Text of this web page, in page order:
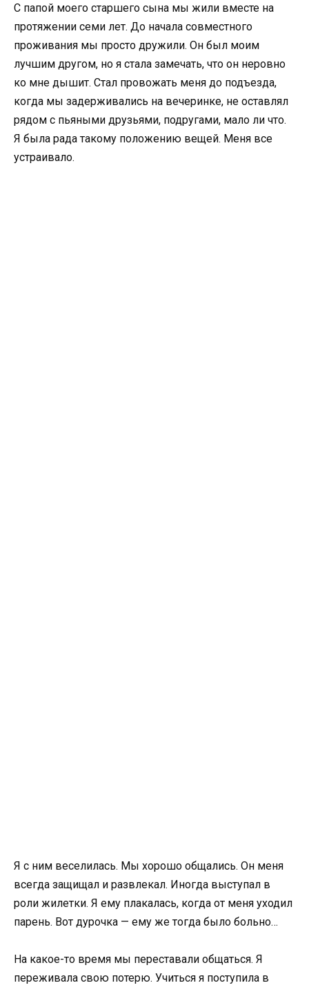
С папой моего старшего сына мы жили вместе на
протяжении семи лет. До начала совместного
проживания мы просто дружили. Он был моим
лучшим другом, но я стала замечать, что он неровно
ко мне дышит. Стал провожать меня до подъезда,
когда мы задерживались на вечеринке, не оставлял
рядом с пьяными друзьями, подругами, мало ли что.
Я была рада такому положению вещей. Меня все
устраивало.
Я с ним веселилась. Мы хорошо общались. Он меня
всегда защищал и развлекал. Иногда выступал в
роли жилетки. Я ему плакалась, когда от меня уходил
парень. Вот дурочка — ему же тогда было больно…
На какое-то время мы переставали общаться. Я
переживала свою потерю. Учиться я поступила в